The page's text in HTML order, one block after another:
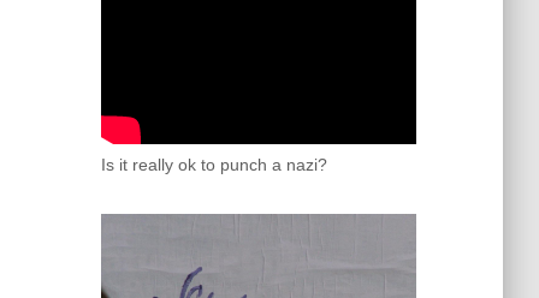
Is it really ok to punch a nazi?